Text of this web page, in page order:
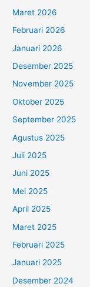
Maret 2026
Februari 2026
Januari 2026
Desember 2025
November 2025
Oktober 2025
September 2025
Agustus 2025
Juli 2025
Juni 2025
Mei 2025
April 2025
Maret 2025
Februari 2025
Januari 2025
Desember 2024